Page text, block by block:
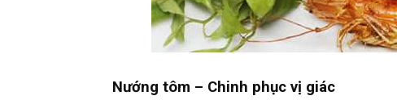
Nướng tôm – Chinh phục vị giác